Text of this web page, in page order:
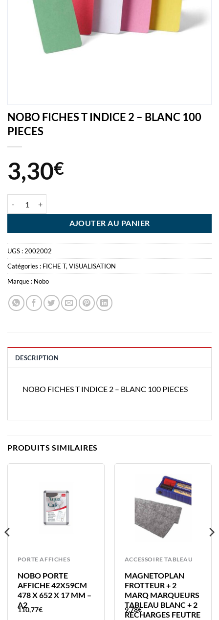
NOBO FICHES T INDICE 2 – BLANC 100
PIECES
3,30€
AJOUTER AU PANIER
UGS : 2002002
Catégories : FICHE T, VISUALISATION
Marque : Nobo
DESCRIPTION
NOBO FICHES T INDICE 2 – BLANC 100 PIECES
PRODUITS SIMILAIRES
PORTE AFFICHES
NOBO PORTE
AFFICHE 42X59CM
478 X 652 X 17 MM –
A2
110,77€
ACCESSOIRE TABLEAU
MAGNETOPLAN
FROTTEUR + 2
MARQ MARQUEURS
TABLEAU BLANC + 2
RECHARGES FEUTRE
9,78€